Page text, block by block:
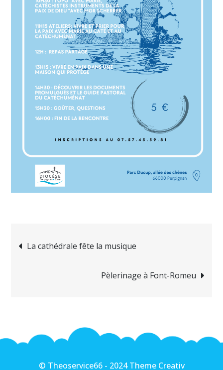
Navigation
La cathédrale fête la musique
Pèlerinage à Font-Romeu
© Theoservice66 - 2024 Theme Creativ